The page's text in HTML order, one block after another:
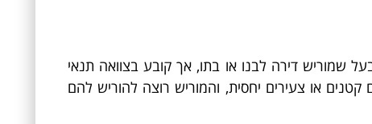
שמוריש דירה לבנו או בתו, אך קובע בצוואה תנאי
או צעירים יחסית, והמוריש רוצה להוריש להם